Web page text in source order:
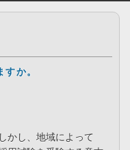
か。
かし、地域によって